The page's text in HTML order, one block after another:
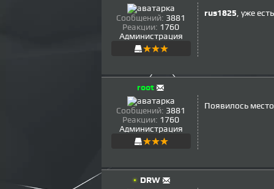
Сообщений: 3881
Реакции: 1760
Администрация
rus1825, уже
root
Сообщений: 3881
Реакции: 1760
Администрация
Появилось
DRW